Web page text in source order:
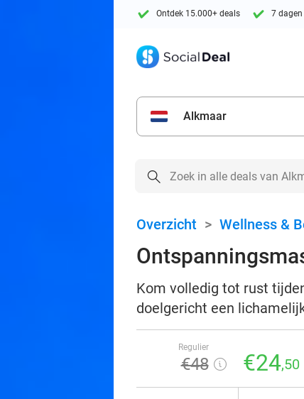
Ontdek 15.000+ deals 7
Alkmaar
Overzicht > Wellness &
Kom volledig tot rust
doelgericht een
Regulier
€48 €24,50